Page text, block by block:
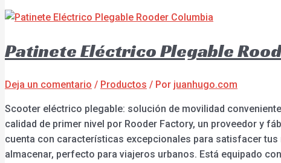
Patinete Eléctrico Plegable
Deja un comentario / Productos / Por juanhugo.com
Scooter eléctrico plegable: solución de movilidad
calidad de primer nivel por Rooder Factory, un proveedor y
cuenta con características excepcionales para satisfacer
almacenar, perfecto para viajeros urbanos. Está equipado